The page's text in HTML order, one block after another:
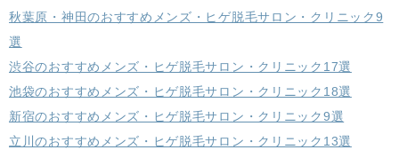
秋葉原・神田のおすすめメンズ・ヒゲ脱毛サロン・クリニック9
選
渋谷のおすすめメンズ・ヒゲ脱毛サロン・クリニック17選
池袋のおすすめメンズ・ヒゲ脱毛サロン・クリニック18選
新宿のおすすめメンズ・ヒゲ脱毛サロン・クリニック9選
立川のおすすめメンズ・ヒゲ脱毛サロン・クリニック13選